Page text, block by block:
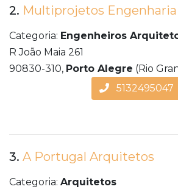
2. Multiprojetos
Categoria: Engenheiros
R João Maia 261
90830-310, Porto Alegre (Rio
5132495047
3. A Portugal Arquitetos
Categoria: Arquitetos